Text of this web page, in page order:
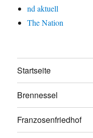
nd aktuell
The Nation
Startseite
Brennessel
Franzosenfriedhof